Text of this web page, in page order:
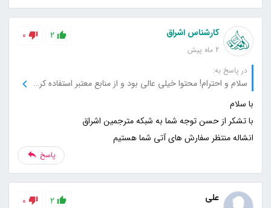
کارشناس اشراق
2 ماه پیش
2
0
در پاسخ به:
سلام و احترام! محتوا خیلی عالی بود و از منابع معتبر استفاده کرده بودید که باعث شد به سایت اعتماد کنم. اگر میشه منابع بیشتری هم معرفی کنید تا بیشتر از این مطالب استفاده کنم.
انشاله منتظر سفارش های آتی شما هستیم
پاسخ
علی 2
0